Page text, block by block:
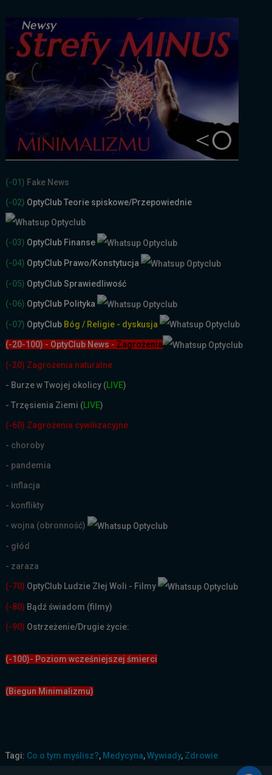
(-01) Fake News
(-02) OptyClub Teorie spiskowe/Przepowiednie
(-03) OptyClub Finanse
(-04) OptyClub Prawo/Konstytucja
(-05) OptyClub Sprawiedliwość
(-06) OptyClub Polityka
(-07) OptyClub Bóg / Religie - dyskusja
(-20-100) - OptyClub News - Zagrożenia
(-20) Zagrożenia naturalne
- Burze w Twojej okolicy (LIVE)
- Trzęsienia Ziemi (LIVE)
(-60) Zagrożenia cywilizacyjne
- choroby
- pandemia
- inflacja
- konflikty
- wojna (obronność)
- głód
- zaraza
(-70) OptyClub Ludzie Złej Woli - Filmy
(-80) Bądź świadom (filmy)
(-90) Ostrzeżenie/Drugie życie:
(-100)- Poziom wcześniejszej śmierci
(Biegun Minimalizmu)
Tagi: Co o tym myślisz?, Medycyna,Wywiady, Zdrowie